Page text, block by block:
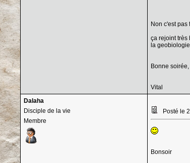
Non c'est
ça rejoint très
la
Bonne soirée,
Vital
Dalaha
Disciple de la vie
Membre
Posté le
Bonsoir